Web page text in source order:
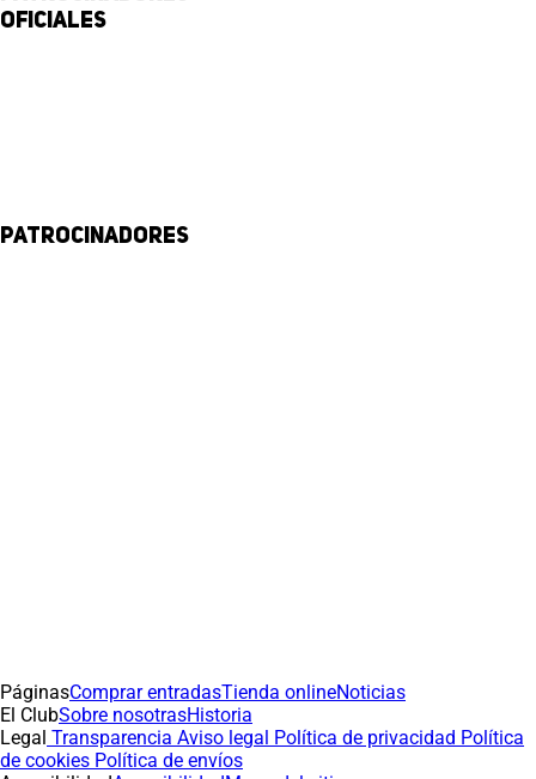
Oficiales
Patrocinadores
PáginasComprar entradasTienda onlineNoticias
El ClubSobre nosotrasHistoria
Legal Transparencia Aviso legal Política de privacidad Política
de cookies Política de envíos